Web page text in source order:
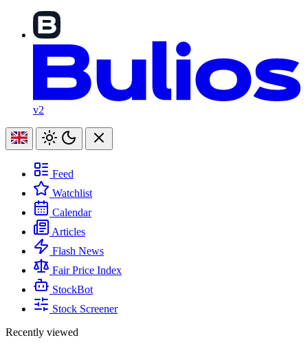
v2
Feed
Watchlist
Calendar
Articles
Flash News
Fair Price Index
StockBot
Stock Screener
Recently viewed